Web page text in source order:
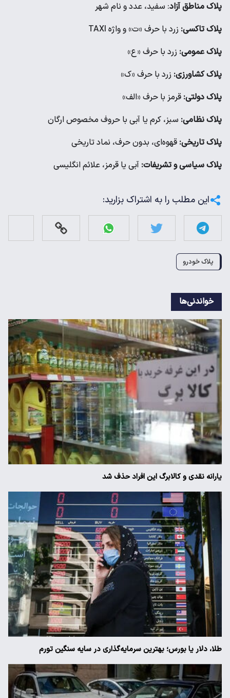
پلاک مناطق آزاد: سفید، عدد و نام شهر
پلاک تاکسی: زرد با حرف «ت» و واژه TAXI
پلاک عمومی: زرد با حرف «ع»
پلاک کشاورزی: زرد با حرف «ک»
پلاک دولتی: قرمز با حرف «الف»
پلاک نظامی: سبز، کرم یا آبی با حروف مخصوص ارگان
پلاک تاریخی: قهوه‌ای، بدون حرف، نماد تاریخی
پلاک سیاسی و تشریفات: آبی یا قرمز، علائم انگلیسی
این مطلب را به اشتراک بزارید:
پلاک خودرو
خواندنی‌ها
یارانه نقدی و کالابرگ این افراد حذف شد
طلا، دلار یا بورس؛ بهترین سرمایه‌گذاری در سایه سنگین تورم